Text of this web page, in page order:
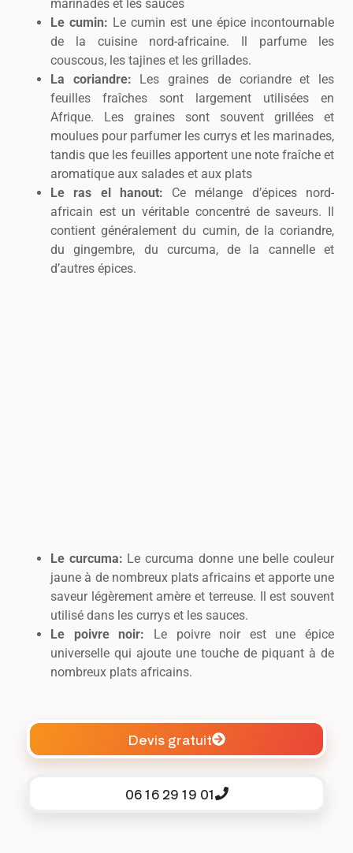
marinades et les sauces
Le cumin: Le cumin est une épice incontournable
de la cuisine nord-africaine. Il parfume les
couscous, les tajines et les grillades.
La coriandre: Les graines de coriandre et les
feuilles fraîches sont largement utilisées en
Afrique. Les graines sont souvent grillées et
moulues pour parfumer les currys et les marinades,
tandis que les feuilles apportent une note fraîche et
aromatique aux salades et aux plats
Le ras el hanout: Ce mélange d’épices nord-
africain est un véritable concentré de saveurs. Il
contient généralement du cumin, de la coriandre,
du gingembre, du curcuma, de la cannelle et
d’autres épices.
Le curcuma: Le curcuma donne une belle couleur
jaune à de nombreux plats africains et apporte une
saveur légèrement amère et terreuse. Il est souvent
utilisé dans les currys et les sauces.
Le poivre noir: Le poivre noir est une épice
universelle qui ajoute une touche de piquant à de
nombreux plats africains.
Devis gratuit
06 16 29 19 01